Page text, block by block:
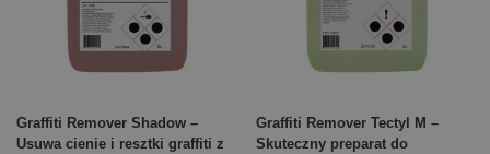
Graffiti Remover Shadow –
Usuwa cienie i resztki graffiti z
Graffiti Remover Tectyl M –
Skuteczny preparat do